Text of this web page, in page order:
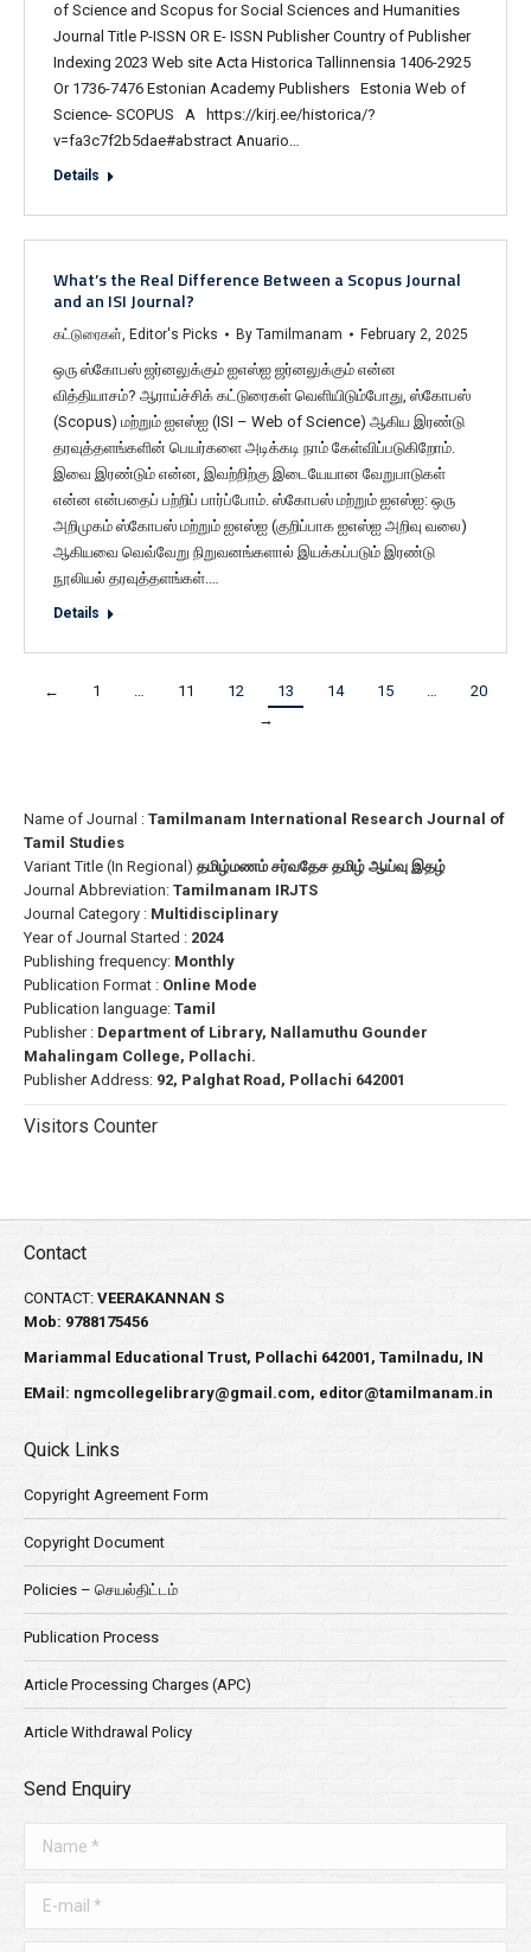
of Science and Scopus for Social Sciences and Humanities
Journal Title P-ISSN OR E- ISSN Publisher Country of Publisher
Indexing 2023 Web site Acta Historica Tallinnensia 1406-2925
Or 1736-7476 Estonian Academy Publishers Estonia Web of
Science- SCOPUS A https://kirj.ee/historica/?
v=fa3c7f2b5dae#abstract Anuario…
Details
What’s the Real Difference Between a Scopus Journal
and an ISI Journal?
கட்டுரைகள், Editor's Picks By Tamilmanam February 2, 2025
ஒரு ஸ்கோபஸ் ஜர்னலுக்கும் ஐஎஸ்ஐ ஜர்னலுக்கும் என்ன
வித்தியாசம்? ஆராய்ச்சிக் கட்டுரைகள் வெளியிடும்போது, ஸ்கோபஸ்
(Scopus) மற்றும் ஐஎஸ்ஐ (ISI – Web of Science) ஆகிய இரண்டு
தரவுத்தளங்களின் பெயர்களை அடிக்கடி நாம் கேள்விப்படுகிறோம்.
இவை இரண்டும் என்ன, இவற்றிற்கு இடையேயான வேறுபாடுகள்
என்ன என்பதைப் பற்றிப் பார்ப்போம். ஸ்கோபஸ் மற்றும் ஐஎஸ்ஐ: ஒரு
அறிமுகம் ஸ்கோபஸ் மற்றும் ஐஎஸ்ஐ (குறிப்பாக ஐஎஸ்ஐ அறிவு வலை)
ஆகியவை வெவ்வேறு நிறுவனங்களால் இயக்கப்படும் இரண்டு
நூலியல் தரவுத்தளங்கள்.…
Details
← 1 … 11 12 13 14 15 …
20
→
Name of Journal : Tamilmanam International Research Journal of
Tamil Studies
Variant Title (In Regional) தமிழ்மணம் சர்வதேச தமிழ் ஆய்வு இதழ்
Journal Abbreviation: Tamilmanam IRJTS
Journal Category : Multidisciplinary
Year of Journal Started : 2024
Publishing frequency: Monthly
Publication Format : Online Mode
Publication language: Tamil
Publisher : Department of Library, Nallamuthu Gounder
Mahalingam College, Pollachi.
Publisher Address: 92, Palghat Road, Pollachi 642001
Visitors Counter
Contact
CONTACT: VEERAKANNAN S
Mob: 9788175456
Mariammal Educational Trust, Pollachi 642001, Tamilnadu, IN
EMail: ngmcollegelibrary@gmail.com, editor@tamilmanam.in
Quick Links
Copyright Agreement Form
Copyright Document
Policies – செயல்திட்டம்
Publication Process
Article Processing Charges (APC)
Article Withdrawal Policy
Send Enquiry